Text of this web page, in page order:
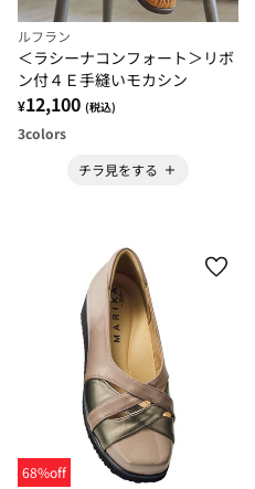
ルフラン
＜ラシーナコンフォート＞リボ
ン付４Ｅ手縫いモカシン
¥12,100 (税込)
3colors
チラ見をする
68%off